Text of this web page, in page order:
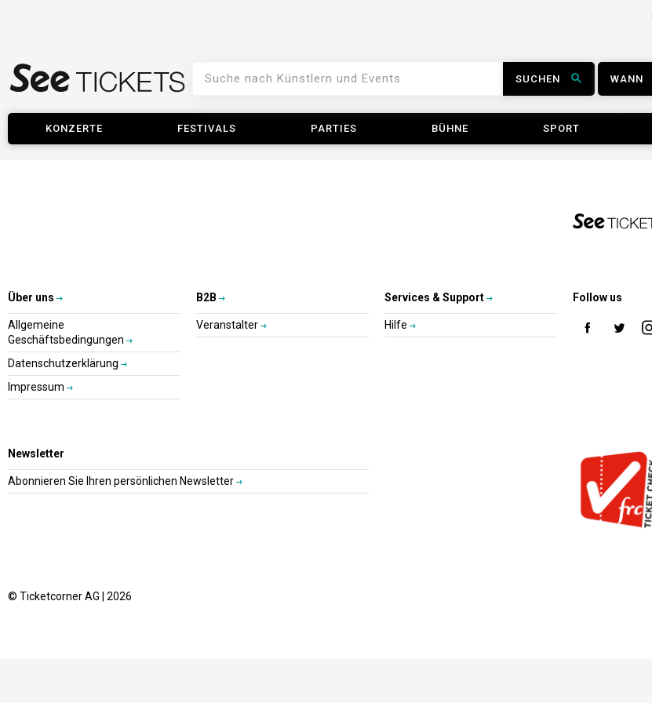
SUCHEN WANN
KONZERTE FESTIVALS PARTIES BÜHNE SPORT
Über uns
Allgemeine
Geschäftsbedingungen
Datenschutzerklärung
Impressum
B2B
Veranstalter
Services & Support
Hilfe
Follow us
Newsletter
Abonnieren Sie Ihren persönlichen Newsletter
© Ticketcorner AG | 2026